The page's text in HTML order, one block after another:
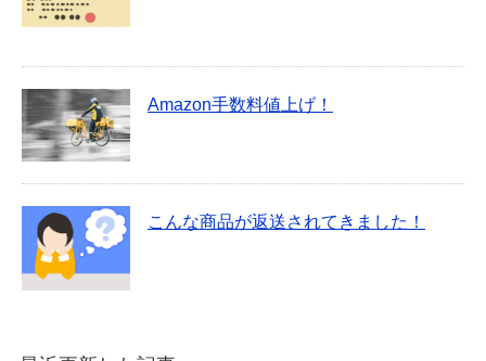
Amazon手数料値上げ！
こんな商品が返送されてきました！